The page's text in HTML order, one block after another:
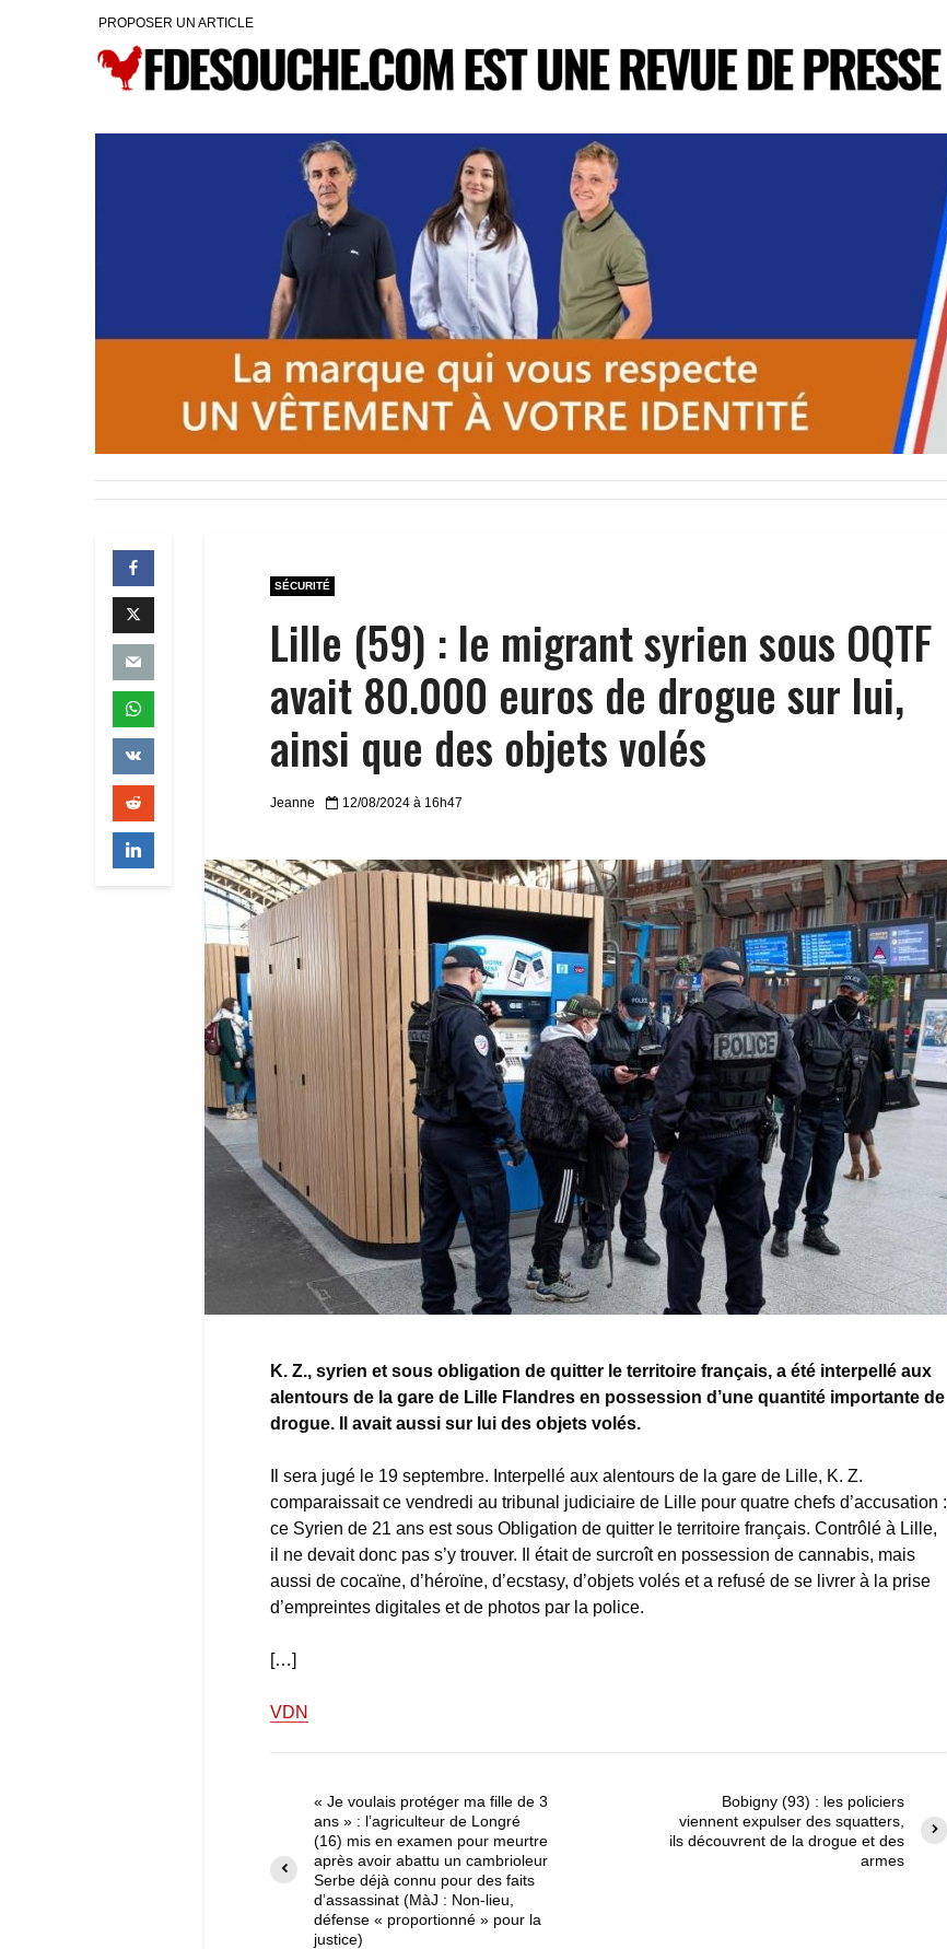
PROPOSER UN ARTICLE
SÉCURITÉ
Lille (59) : le migrant syrien sous OQTF
avait 80.000 euros de drogue sur lui,
ainsi que des objets volés
Jeanne 12/08/2024 à 16h47
K. Z., syrien et sous obligation de quitter le territoire français, a été interpellé aux
alentours de la gare de Lille Flandres en possession d’une quantité importante de
drogue. Il avait aussi sur lui des objets volés.
Il sera jugé le 19 septembre. Interpellé aux alentours de la gare de Lille, K. Z.
comparaissait ce vendredi au tribunal judiciaire de Lille pour quatre chefs d’accusation :
ce Syrien de 21 ans est sous Obligation de quitter le territoire français. Contrôlé à Lille,
il ne devait donc pas s’y trouver. Il était de surcroît en possession de cannabis, mais
aussi de cocaïne, d’héroïne, d’ecstasy, d’objets volés et a refusé de se livrer à la prise
d’empreintes digitales et de photos par la police.
[…]
VDN
« Je voulais protéger ma fille de 3
ans » : l’agriculteur de Longré
(16) mis en examen pour meurtre
après avoir abattu un cambrioleur
Serbe déjà connu pour des faits
d’assassinat (MàJ : Non-lieu,
défense « proportionné » pour la
justice)
Bobigny (93) : les policiers
viennent expulser des squatters,
ils découvrent de la drogue et des
armes